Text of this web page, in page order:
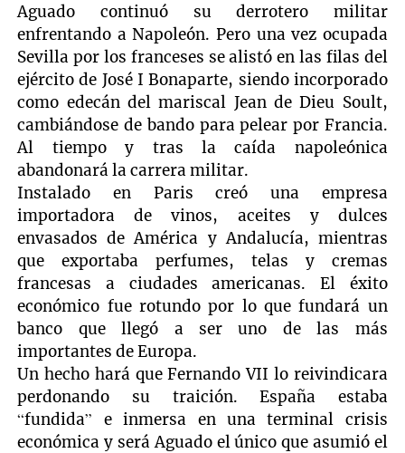
Aguado continuó su derrotero militar
enfrentando a Napoleón. Pero una vez ocupada
Sevilla por los franceses se alistó en las filas del
ejército de José I Bonaparte, siendo incorporado
como edecán del mariscal Jean de Dieu Soult,
cambiándose de bando para pelear por Francia.
Al tiempo y tras la caída napoleónica
abandonará la carrera militar.
Instalado en Paris creó una empresa
importadora de vinos, aceites y dulces
envasados de América y Andalucía, mientras
que exportaba perfumes, telas y cremas
francesas a ciudades americanas. El éxito
económico fue rotundo por lo que fundará un
banco que llegó a ser uno de las más
importantes de Europa.
Un hecho hará que Fernando VII lo reivindicara
perdonando su traición. España estaba
“fundida” e inmersa en una terminal crisis
económica y será Aguado el único que asumió el